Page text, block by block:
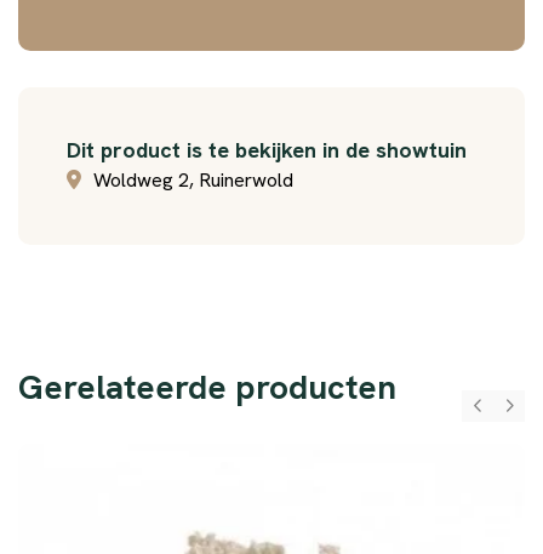
Dit product is te bekijken in de showtuin
Woldweg 2, Ruinerwold
Gerelateerde producten